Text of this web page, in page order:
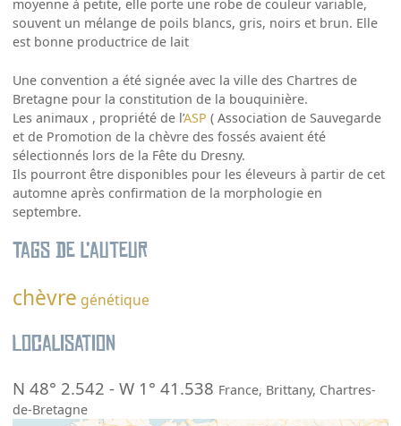
moyenne à petite, elle porte une robe de couleur variable,
souvent un mélange de poils blancs, gris, noirs et brun. Elle
est bonne productrice de lait
Une convention a été signée avec la ville des Chartres de
Bretagne pour la constitution de la bouquinière.
Les animaux , propriété de l’ASP ( Association de Sauvegarde
et de Promotion de la chèvre des fossés avaient été
sélectionnés lors de la Fête du Dresny.
Ils pourront être disponibles pour les éleveurs à partir de cet
automne après confirmation de la morphologie en
septembre.
Tags de l’auteur
chèvre génétique
Localisation
N 48° 2.542 -W 1° 41.538 France, Brittany, Chartres-
de-Bretagne